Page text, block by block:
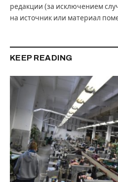
редакции (за исключением
на источник или материал
KEEP READING